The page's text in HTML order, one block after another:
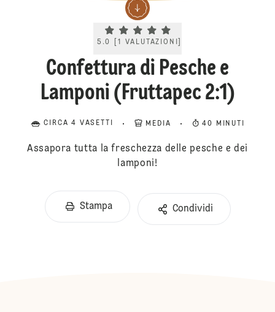
Current rating 5.0. Click to rate.
5.0 1 VALUTAZIONI
Confettura di Pesche e
Lamponi (Fruttapec 2:1)
CIRCA 4 VASETTI MEDIA 40 MINUTI
Assapora tutta la freschezza delle pesche e dei
lamponi!
Stampa Condividi